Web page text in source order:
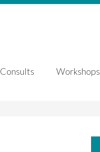
Consults Workshops